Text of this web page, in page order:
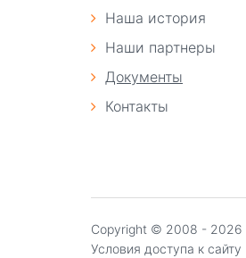
Наша история
Наши партнеры
Документы
Контакты
Copyright © 2008 - 2026
Условия доступа к сайту